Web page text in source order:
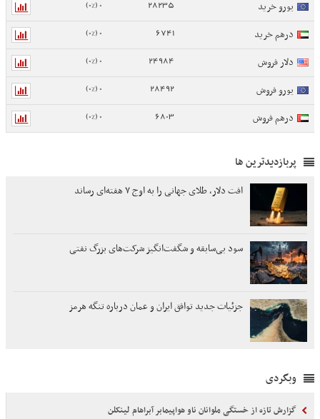
یورو خرید 28235
0 (0%)
درهم خرید 6741
0 (0%)
دلار فروش 24984
0 (0%)
یورو فروش 28492
0 (0%)
درهم فروش 6803
0 (0%)
پربازدیدترین ها
افت دلار، طلای جهانی را به اوج ۷ هفته‌ای رساند
سود بی‌سابقه و شگفت‌انگیز شرکت‌های بزرگ نفتی
جزئیات جدید توافق ایران و عمان درباره تنگه هرمز
وبگردی
گزارش تازه از خستگی ملوانان ناو هواپیمابر آبراهام لینکلن